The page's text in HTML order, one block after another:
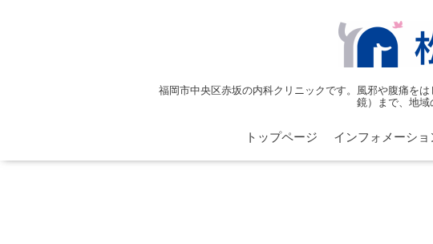
福岡市中央区赤坂の内科クリニックです。風邪や腹痛を
鏡）まで、地域
トップページ インフォメーショ